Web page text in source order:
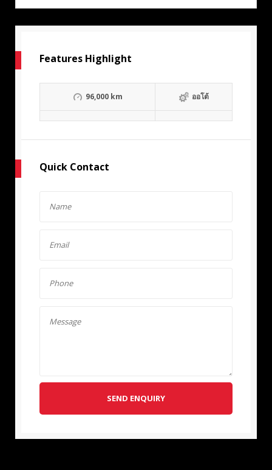
Features Highlight
96,000 km ออโต้
Quick Contact
SEND ENQUIRY